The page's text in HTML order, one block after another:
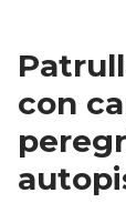
con